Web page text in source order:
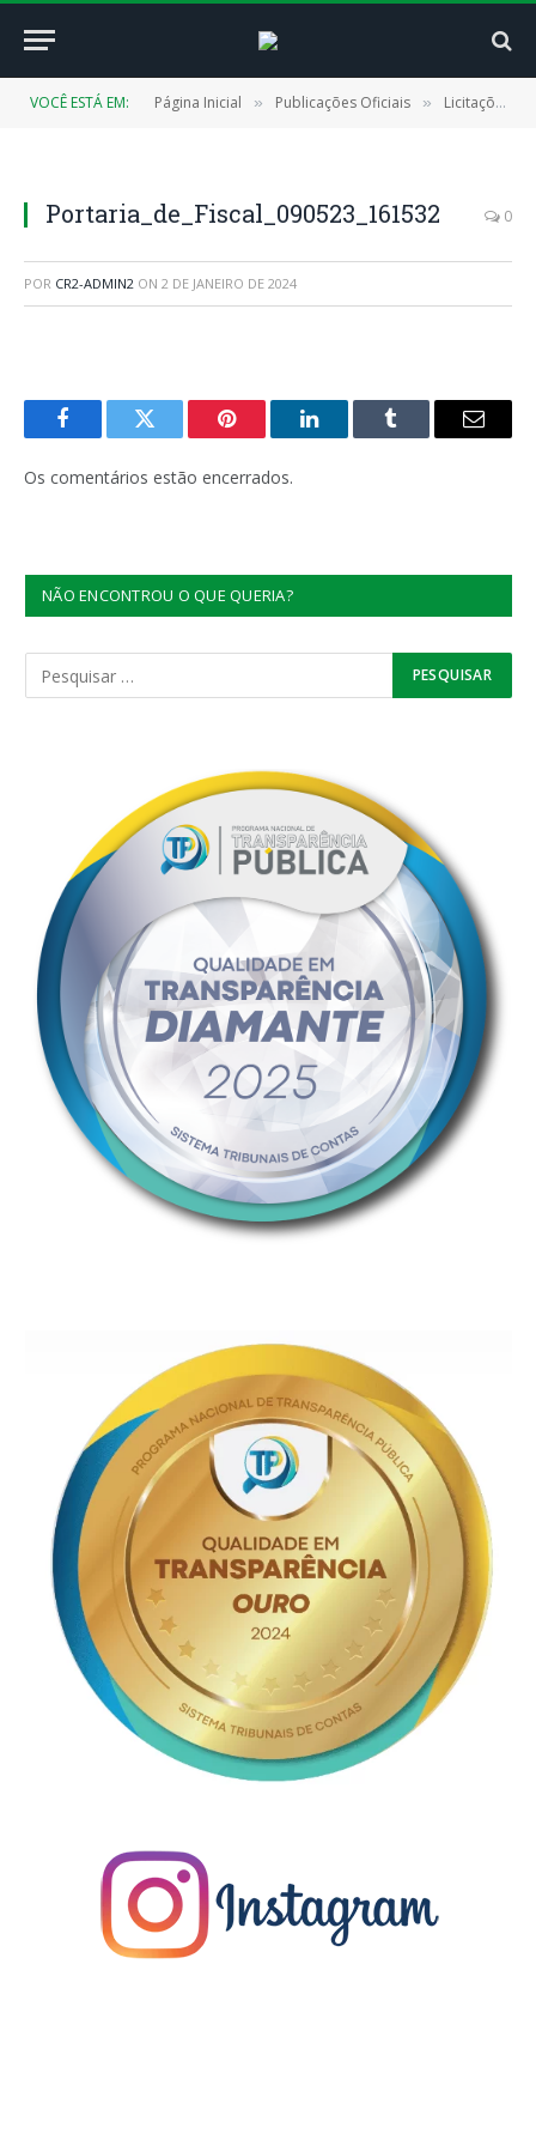
VOCÊ ESTÁ EM: Página Inicial » Publicações Oficiais » Licitações
Portaria_de_Fiscal_090523_161532 0
POR CR2-ADMIN2 ON 2 DE JANEIRO DE 2024
FacebookTwitter Pinterest LinkedInTumblr
E-
Os comentários estão encerrados.
NÃO ENCONTROU O QUE QUERIA?